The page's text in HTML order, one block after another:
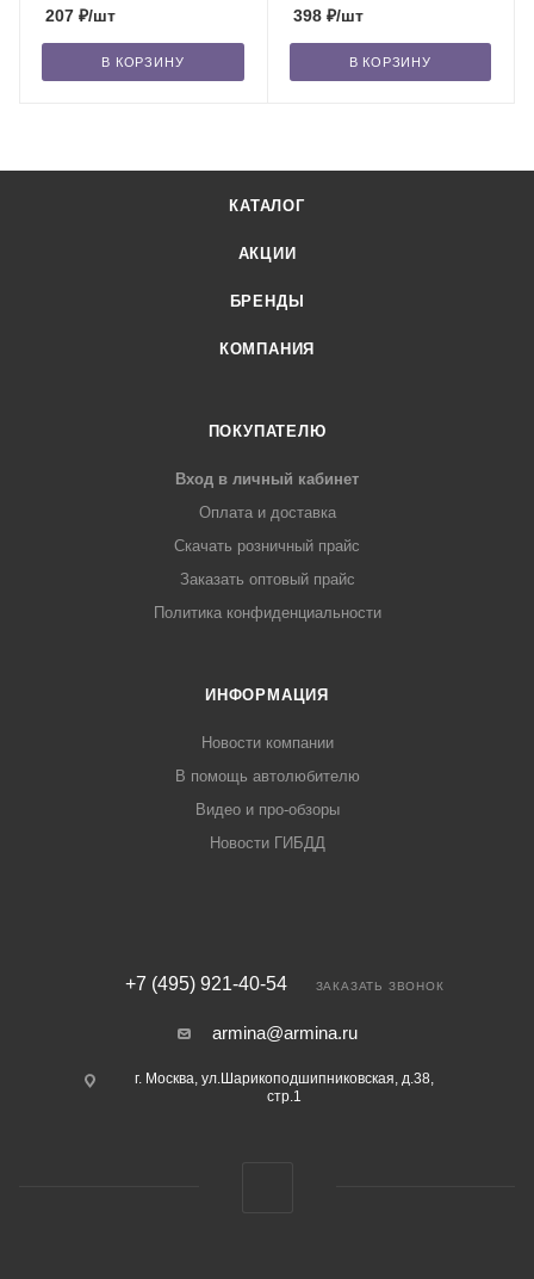
207 ₽/шт
В КОРЗИНУ
398₽/шт
В КОРЗИНУ
КАТАЛОГ
АКЦИИ
БРЕНДЫ
КОМПАНИЯ
ПОКУПАТЕЛЮ
Вход в личный кабинет
Оплата и доставка
Скачать розничный прайс
Заказать оптовый прайс
Политика конфиденциальности
ИНФОРМАЦИЯ
Новости компании
В помощь автолюбителю
Видео и про-обзоры
Новости ГИБДД
+7 (495) 921-40-54 ЗАКАЗАТЬ ЗВОНОК
armina@armina.ru
г. Москва, ул.Шарикоподшипниковская, д.38,
стр.1